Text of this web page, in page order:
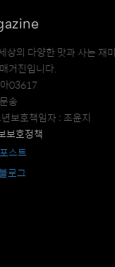
상의 다양한 맛과 사는 재
거진입니다.
03617
송
보호책임자 : 조윤지
보호정책
스트
로그